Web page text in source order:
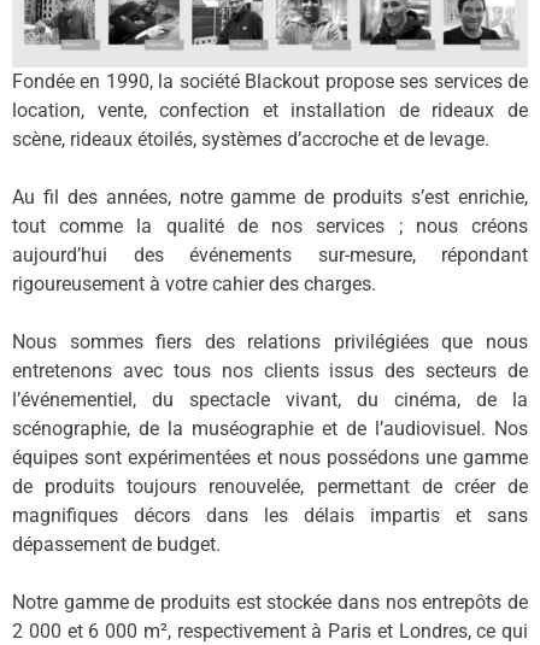
Fondée en 1990, la société Blackout propose ses services de
location, vente, confection et installation de rideaux de
scène, rideaux étoilés, systèmes d’accroche et de levage.
Au fil des années, notre gamme de produits s’est enrichie,
tout comme la qualité de nos services ; nous créons
aujourd’hui des événements sur-mesure, répondant
rigoureusement à votre cahier des charges.
Nous sommes fiers des relations privilégiées que nous
entretenons avec tous nos clients issus des secteurs de
l’événementiel, du spectacle vivant, du cinéma, de la
scénographie, de la muséographie et de l’audiovisuel. Nos
équipes sont expérimentées et nous possédons une gamme
de produits toujours renouvelée, permettant de créer de
magnifiques décors dans les délais impartis et sans
dépassement de budget.
Notre gamme de produits est stockée dans nos entrepôts de
2 000 et 6 000 m², respectivement à Paris et Londres, ce qui